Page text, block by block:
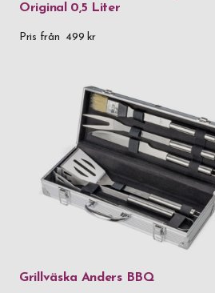
Original 0,5 Liter
Pris från 499 kr
Grillväska Anders BBQ